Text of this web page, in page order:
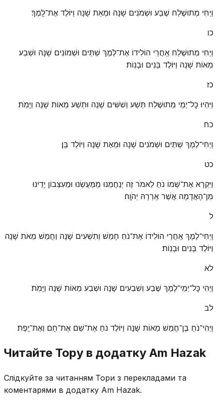
וַיְחִי מְתוּשֶׁלַח שֶׁבַע וּשְׁמֹנִים שָׁנָה וּמְאַת שָׁנָה וַיּוֹלֶד אֶת־לָֽמֶךְ׃
כו
וַיְחִי מְתוּשֶׁלַח אַֽחֲרֵי הוֹלִידוֹ אֶת־לֶמֶךְ שְׁתַּיִם וּשְׁמוֹנִים שָׁנָה וּשְׁבַע
מֵאוֹת שָׁנָה וַיּוֹלֶד בָּנִים וּבָנֽוֹת׃
כז
וַיִּהְיוּ כׇּל־יְמֵי מְתוּשֶׁלַח תֵּשַׁע וְשִׁשִּׁים שָׁנָה וּתְשַׁע מֵאוֹת שָׁנָה וַיָּמֹֽת׃
כח
וַֽיְחִי־לֶמֶךְ שְׁתַּיִם וּשְׁמֹנִים שָׁנָה וּמְאַת שָׁנָה וַיּוֹלֶד בֵּֽן׃
כט
וַיִּקְרָא אֶת־שְׁמוֹ נֹחַ לֵאמֹר זֶה יְנַחֲמֵנוּ מִֽמַּעֲשֵׂנוּ וּמֵעִצְּבוֹן יָדֵינוּ
מִן־הָאֲדָמָה אֲשֶׁר אֵֽרְרָהּ יְהֹוָֽה׃
ל
וַֽיְחִי־לֶמֶךְ אַֽחֲרֵי הוֹלִידוֹ אֶת־נֹחַ חָמֵשׁ וְתִשְׁעִים שָׁנָה וַחֲמֵשׁ מֵאֹת שָׁנָה
וַיּוֹלֶד בָּנִים וּבָנֽוֹת׃
לא
וַֽיְהִי כׇּל־יְמֵי־לֶמֶךְ שֶׁבַע וְשִׁבְעִים שָׁנָה וּשְׁבַע מֵאוֹת שָׁנָה וַיָּמֹֽת׃
לב
וַֽיְהִי־נֹחַ בֶּן־חֲמֵשׁ מֵאוֹת שָׁנָה וַיּוֹלֶד נֹחַ אֶת־שֵׁם אֶת־חָם וְאֶת־יָֽפֶת׃
Читайте Тору в додатку Am Hazak
Слідкуйте за читанням Тори з перекладами та
коментарями в додатку Am Hazak.